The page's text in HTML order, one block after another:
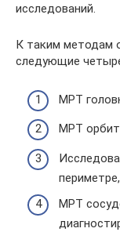
исследований.
К таким методам
следующие
МРТ
МРТ
МРТ